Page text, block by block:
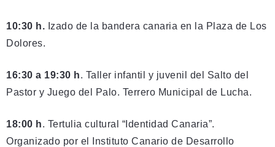
10:30 h. Izado de la bandera canaria en la Plaza de Los
Dolores.
16:30 a 19:30 h. Taller infantil y juvenil del Salto del
Pastor y Juego del Palo. Terrero Municipal de Lucha.
18:00 h. Tertulia cultural “Identidad Canaria”.
Organizado por el Instituto Canario de Desarrollo